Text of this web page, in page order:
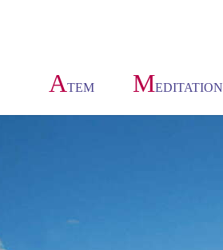
ATEM MEDITATION